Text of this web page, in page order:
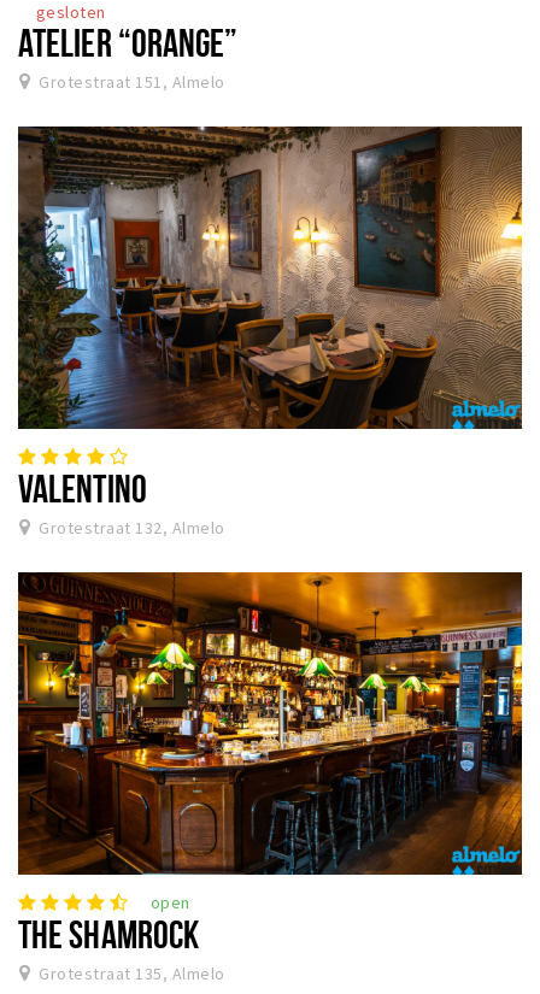
gesloten
ATELIER “ORANGE”
Grotestraat 151, Almelo
VALENTINO
Grotestraat 132, Almelo
open
THE SHAMROCK
Grotestraat 135, Almelo